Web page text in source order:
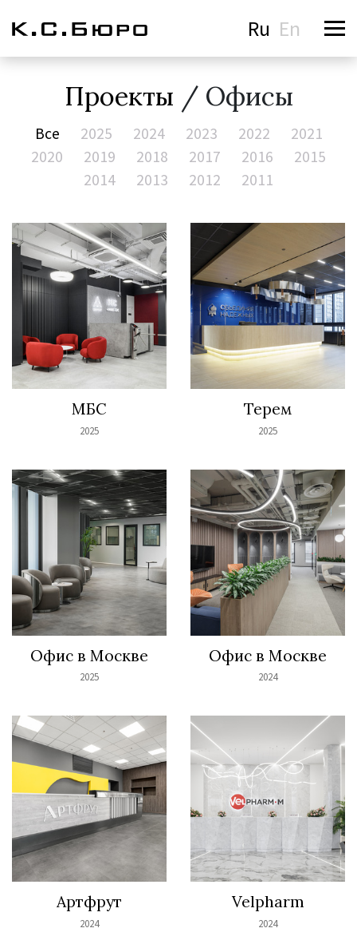
Ru En
Проекты / Офисы
Все 2025 2024 2023 2022
2021
2020
2019 2018 2017 2016
2015
2014
2013 2012 2011
МБС
2025
Терем
2025
Офис в Москве
2025
Офис в Москве
2024
Артфрут
2024
Velpharm
2024